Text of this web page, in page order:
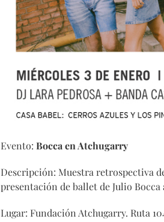
Evento: Bocca en Atchugarry
Descripción: Muestra retrospectiva
presentación de ballet de Julio
Lugar: Fundación Atchugarry. Ruta